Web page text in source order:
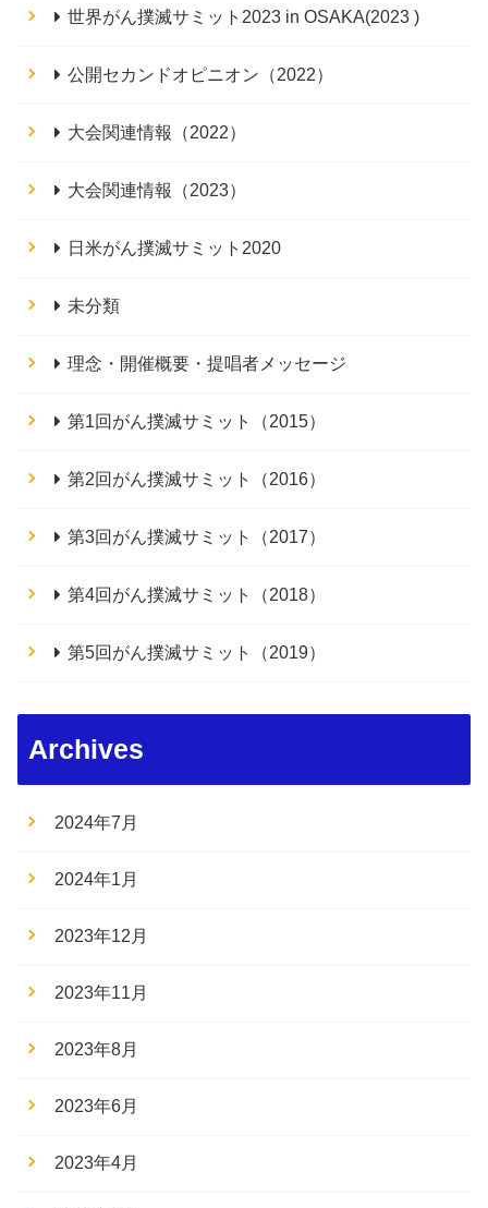
世界がん撲滅サミット2023 in OSAKA(2023 )
公開セカンドオピニオン（2022）
大会関連情報（2022）
大会関連情報（2023）
日米がん撲滅サミット2020
未分類
理念・開催概要・提唱者メッセージ
第1回がん撲滅サミット（2015）
第2回がん撲滅サミット（2016）
第3回がん撲滅サミット（2017）
第4回がん撲滅サミット（2018）
第5回がん撲滅サミット（2019）
Archives
2024年7月
2024年1月
2023年12月
2023年11月
2023年8月
2023年6月
2023年4月